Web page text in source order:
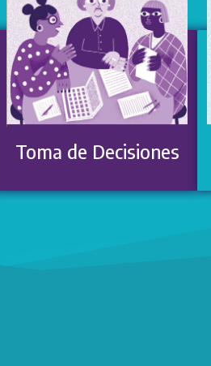
Toma de Decisiones